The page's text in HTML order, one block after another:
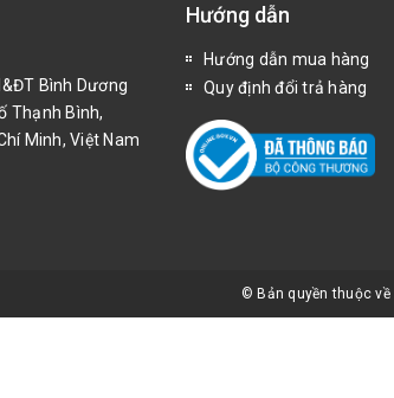
Bình Dương
Thạnh Bình,
Minh, Việt Nam
Hướng dẫn
Hướng dẫn mua hàng
Quy định đổi trả hàng
© Bản quyền thuộc về